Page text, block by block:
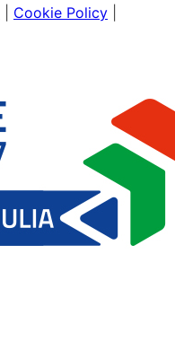
Cookie Policy